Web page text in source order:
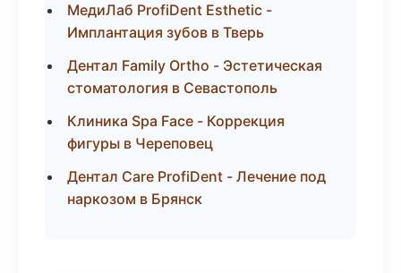
МедиЛаб ProfiDent Esthetic -
Имплантация зубов в Тверь
Дентал Family Ortho - Эстетическая
стоматология в Севастополь
Клиника Spa Face - Коррекция
фигуры в Череповец
Дентал Care ProfiDent - Лечение под
наркозом в Брянск